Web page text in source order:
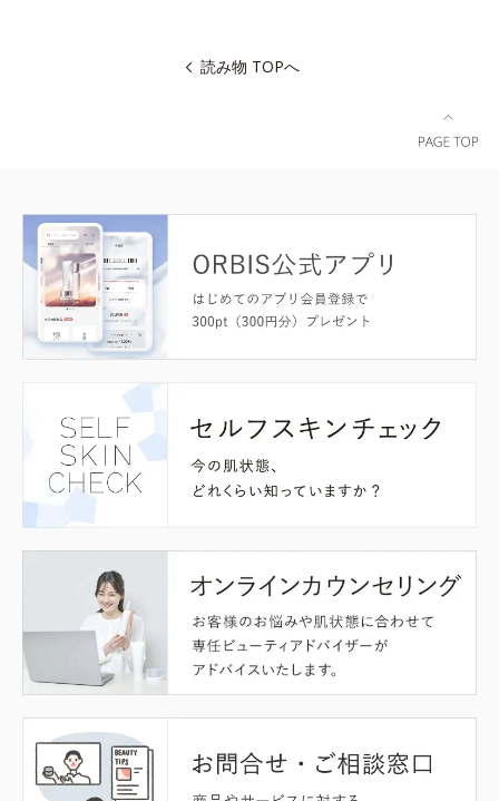
読み物 TOPへ